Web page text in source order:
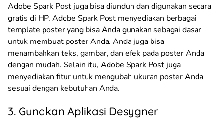
Adobe Spark Post juga bisa diunduh dan digunakan secara
gratis di HP. Adobe Spark Post menyediakan berbagai
template poster yang bisa Anda gunakan sebagai dasar
untuk membuat poster Anda. Anda juga bisa
menambahkan teks, gambar, dan efek pada poster Anda
dengan mudah. Selain itu, Adobe Spark Post juga
menyediakan fitur untuk mengubah ukuran poster Anda
sesuai dengan kebutuhan Anda.
3. Gunakan Aplikasi Desygner